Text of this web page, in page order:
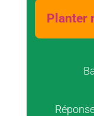
Planter